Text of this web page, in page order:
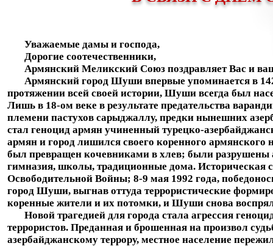
Уважаемые дамы и господа,
Дорогие соотечественники,
Армянский Меликский Союз поздравляет Вас и
Армянский город Шуши впервые упоминается в
протяжении всей своей истории, Шуши всегда был
Лишь в 18-ом веке в результате предательства
племени пастухов сарыджаллу, предки нынешних
стал геноцид армян учиненный турецко-
армян и город лишился своего коренного
был превращен кочевниками в хлев; были
гимназия, школы, традиционные дома. Историческая
Освободительной Войны; 8-9 мая 1992 года,
город Шуши, выгнав оттуда террористические
коренные жители и их потомки, и Шуши снова
Новой трагедией для города стала агрессия
террористов. Преданная и брошенная на произвол
азербайджанскому террору, местное население